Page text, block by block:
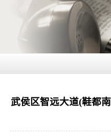
武侯区智远大道(鞋都